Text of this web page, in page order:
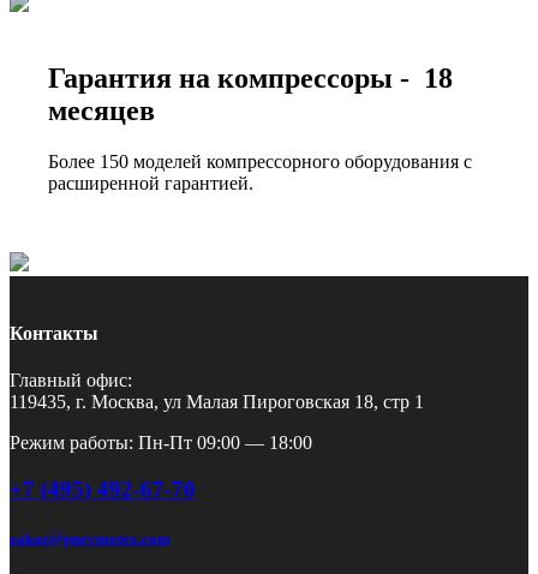
Гарантия на компрессоры - 18
месяцев
Более 150 моделей компрессорного оборудования с
расширенной гарантией.
Контакты
Главный офис:
119435, г. Москва, ул Малая Пироговская 18, стр 1
Режим работы: Пн-Пт 09:00 — 18:00
+7 (495) 492-67-70
zakaz@pnevmotex.com